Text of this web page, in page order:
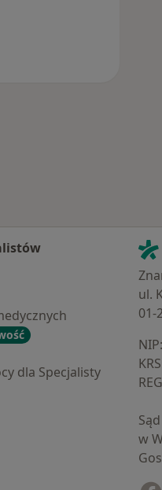
dla Specjalisty
ul.
01-
w